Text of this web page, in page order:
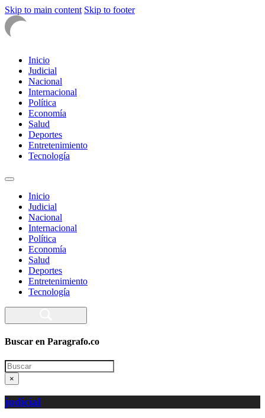
Skip to main content Skip to footer
Inicio
Judicial
Nacional
Internacional
Política
Economía
Salud
Deportes
Entretenimiento
Tecnología
Inicio
Judicial
Nacional
Internacional
Política
Economía
Salud
Deportes
Entretenimiento
Tecnología
Buscar en Paragrafo.co
Search
×
judicial